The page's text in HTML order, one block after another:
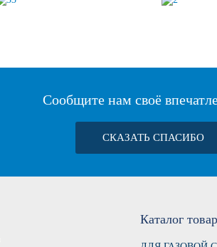
Сообщите нам своё
СКАЗАТЬ СПАСИБО
Каталог